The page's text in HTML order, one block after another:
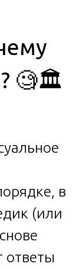
🧐🏛️
в
(или
ответы